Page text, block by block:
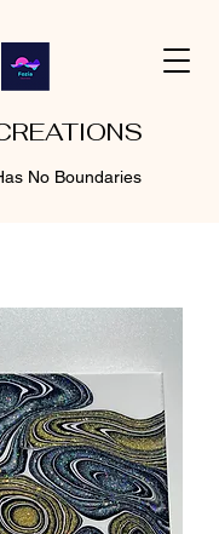
No Boundaries